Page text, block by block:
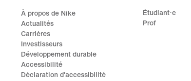
À propos de Nike
Actualités
Carrières
Investisseurs
Développement durable
Accessibilité
Déclaration d'accessibilité
Étudiant·e
Prof